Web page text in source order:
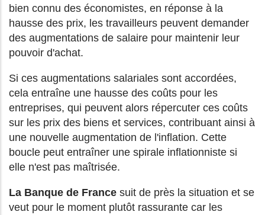
bien connu des économistes, en réponse à la
hausse des prix, les travailleurs peuvent demander
des augmentations de salaire pour maintenir leur
pouvoir d'achat.
Si ces augmentations salariales sont accordées,
cela entraîne une hausse des coûts pour les
entreprises, qui peuvent alors répercuter ces coûts
sur les prix des biens et services, contribuant ainsi à
une nouvelle augmentation de l'inflation. Cette
boucle peut entraîner une spirale inflationniste si
elle n'est pas maîtrisée.
La Banque de France suit de près la situation et se
veut pour le moment plutôt rassurante car les